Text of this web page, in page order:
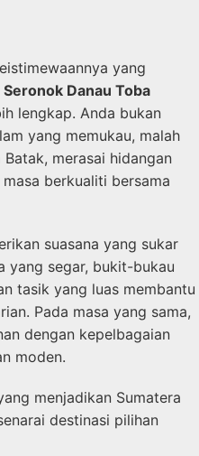
yang
Danau Toba
lengkap. Anda bukan
yang memukau, malah
merasai hidangan
berkualiti bersama
suasana yang sukar
yang segar, bukit-bukau
tasik yang luas membantu
Pada masa yang sama,
dengan kepelbagaian
moden.
menjadikan Sumatera
destinasi pilihan